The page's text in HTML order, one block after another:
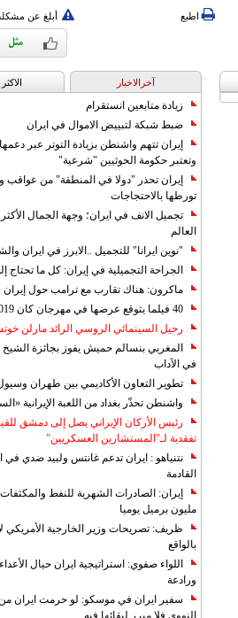
اطبع أبلغ عن
آخرالاخبار
زيادة متابعين انستقرام
ضبط شبكة لتبييض الاموال في ايران
إيران تتهم واشنطن بزيادة التوتر عبر
وتعتبر حكومة الحوثيين "شرعية"
إيران تحذر "دولا في المنطقة" من
تورطها بالاحتجاجات
تجميل الانف في ايران؛ وجهة الجمال
العالم
"نوين ايرانا" للتجميل ..الابرز في ايران
الجراحة التجميلية في إيران: كل ما تحتاج
ماكرون: هناك تقارب مع ترامب حول إيران
40 فيلما يتوقع عرضها في مهرجان كان 2019
رحيل السينمائي الروسي الرائد مارلن
المغربي بنسالم حميش يفوز بجائزة الشيخ
في الآداب
تطوير التعاون الأكاديمي بين طهران
واشنطن تحذّر بغداد من اللعبة الإيرانية
رئيس الأركان الإيراني يصل إلى دمشق
تفقدية لـ"المستشارين العسكريين"
نتنياهو : ايران تدعم غانتس ولبيد ضدي في
القادمة
مليون برميل يوميا
ظريف: تصريحات وزير الخارجية الأمريكي
بالواقع
اللواء صفوي: استراتيجية ايران حيال
ورادعة
سفير ايران في موسكو: لو حرمت ايران من
النووي فلا مبرر لبقائها فيه